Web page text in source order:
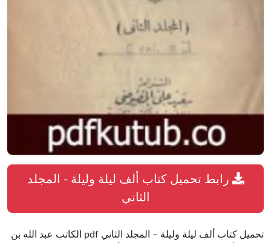
رابط تحميل كتاب ألف ليلة وليلة - المجلد
الثاني
تحميل كتاب ألف ليلة وليلة – المجلد الثاني pdf الكاتب عبد الله بن